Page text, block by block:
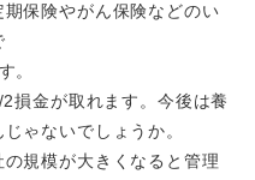
保険やがん保険などのい
。
損金が取れます。今後は養
ゃないでしょうか。
規模が大きくなると管理